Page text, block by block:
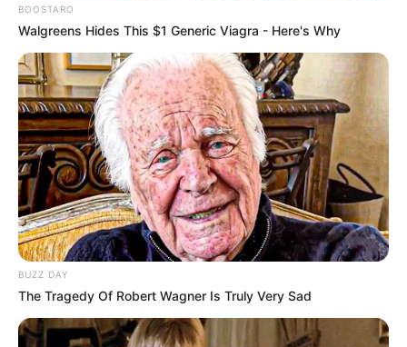
BOOSTARO
Walgreens Hides This $1 Generic Viagra - Here's Why
BUZZ DAY
The Tragedy Of Robert Wagner Is Truly Very Sad